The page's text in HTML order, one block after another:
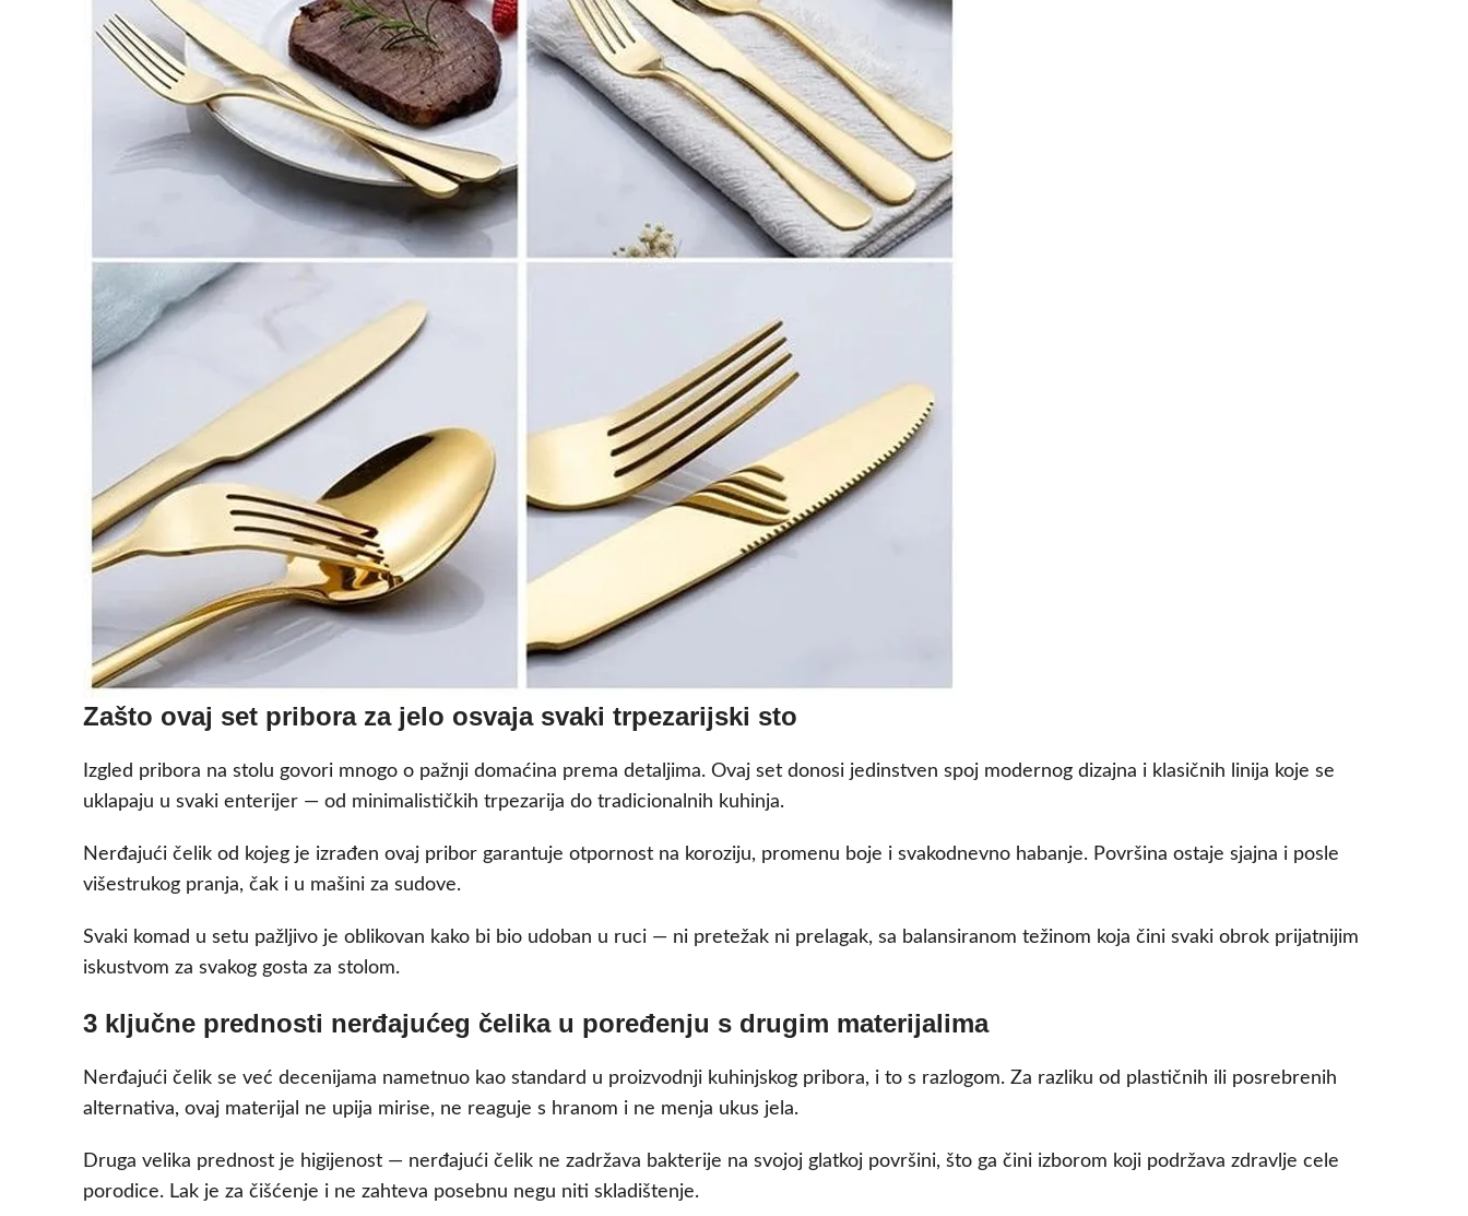
Zašto ovaj set pribora za jelo osvaja svaki trpezarijski sto
Izgled pribora na stolu govori mnogo o pažnji domaćina prema detaljima. Ovaj set donosi jedinstven spoj modernog dizajna i klasičnih linija koje se
uklapaju u svaki enterijer — od minimalističkih trpezarija do tradicionalnih kuhinja.
Nerđajući čelik od kojeg je izrađen ovaj pribor garantuje otpornost na koroziju, promenu boje i svakodnevno habanje. Površina ostaje sjajna i posle
višestrukog pranja, čak i u mašini za sudove.
Svaki komad u setu pažljivo je oblikovan kako bi bio udoban u ruci — ni pretežak ni prelagak, sa balansiranom težinom koja čini svaki obrok prijatnijim
iskustvom za svakog gosta za stolom.
3 ključne prednosti nerđajućeg čelika u poređenju s drugim materijalima
Nerđajući čelik se već decenijama nametnuo kao standard u proizvodnji kuhinjskog pribora, i to s razlogom. Za razliku od plastičnih ili posrebrenih
alternativa, ovaj materijal ne upija mirise, ne reaguje s hranom i ne menja ukus jela.
Druga velika prednost je higijenost — nerđajući čelik ne zadržava bakterije na svojoj glatkoj površini, što ga čini izborom koji podržava zdravlje cele
porodice. Lak je za čišćenje i ne zahteva posebnu negu niti skladištenje.